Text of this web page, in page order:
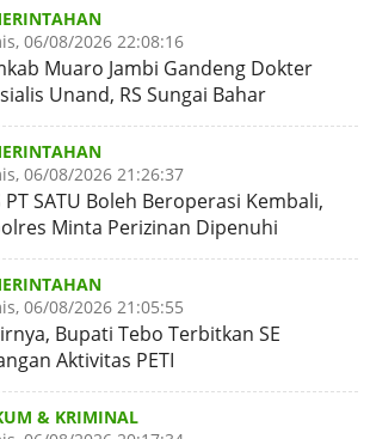
06/08/2026 22:08:16
Muaro Jambi Gandeng Dokter
Unand, RS Sungai Bahar
Naik Kelas
06/08/2026 21:26:37
PT SATU Boleh Beroperasi Kembali,
Minta Perizinan Dipenuhi
06/08/2026 21:05:55
Bupati Tebo Terbitkan SE
Aktivitas PETI
& KRIMINAL